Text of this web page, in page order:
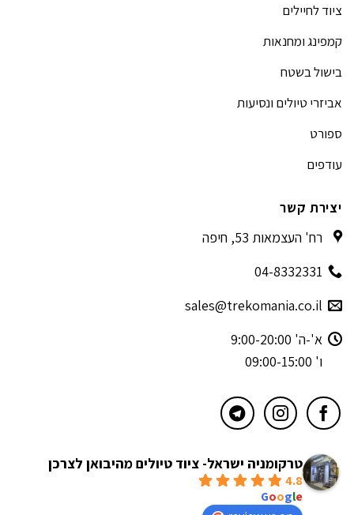
ציוד לחיילים
קמפינג ומחנאות
בישול בשטח
אביזרי טיולים ונסיעות
ספורט
עודפים
יצירת קשר
רח' העצמאות 53, חיפה
04-8332331
sales@trekomania.co.il
א'-ה' 9:00-20:00
ו' 09:00-15:00
טרקומניה ישראל- ציוד טיולים מהיבואן לצרכן
4.8
Google